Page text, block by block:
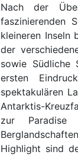
Nach der
faszinierenden
kleineren Inseln
der
sowie Südliche
ersten
spektakulären
Antarktis-
zur Paradise
Highlight sind